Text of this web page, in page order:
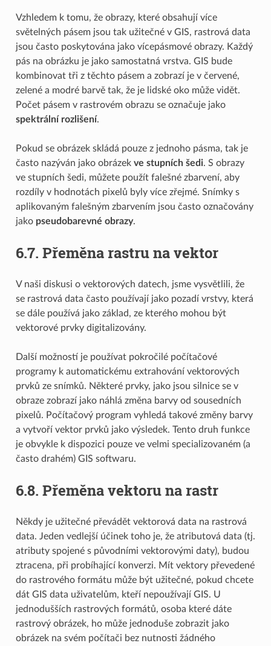
Vzhledem k tomu, že obrazy, které obsahují více
světelných pásem jsou tak užitečné v GIS, rastrová data
jsou často poskytována jako vícepásmové obrazy. Každý
pás na obrázku je jako samostatná vrstva. GIS bude
kombinovat tři z těchto pásem a zobrazí je v červené,
zelené a modré barvě tak, že je lidské oko může vidět.
Počet pásem v rastrovém obrazu se označuje jako
spektrální rozlišení.
Pokud se obrázek skládá pouze z jednoho pásma, tak je
často nazýván jako obrázek ve stupních šedi. S obrazy
ve stupních šedi, můžete použít falešné zbarvení, aby
rozdíly v hodnotách pixelů byly více zřejmé. Snímky s
aplikovaným falešným zbarvením jsou často označovány
jako pseudobarevné obrazy.
6.7. Přeměna rastru na vektor
V naši diskusi o vektorových datech, jsme vysvětlili, že
se rastrová data často používají jako pozadí vrstvy, která
se dále používá jako základ, ze kterého mohou být
vektorové prvky digitalizovány.
Další možností je používat pokročilé počítačové
programy k automatickému extrahování vektorových
prvků ze snímků. Některé prvky, jako jsou silnice se v
obraze zobrazí jako náhlá změna barvy od sousedních
pixelů. Počítačový program vyhledá takové změny barvy
a vytvoří vektor prvků jako výsledek. Tento druh funkce
je obvykle k dispozici pouze ve velmi specializovaném (a
často drahém) GIS softwaru.
6.8. Přeměna vektoru na rastr
Někdy je užitečné převádět vektorová data na rastrová
data. Jeden vedlejší účinek toho je, že atributová data (tj.
atributy spojené s původními vektorovými daty), budou
ztracena, při probíhající konverzi. Mít vektory převedené
do rastrového formátu může být užitečné, pokud chcete
dát GIS data uživatelům, kteří nepoužívají GIS. U
jednodušších rastrových formátů, osoba které dáte
rastrový obrázek, ho může jednoduše zobrazit jako
obrázek na svém počítači bez nutnosti žádného